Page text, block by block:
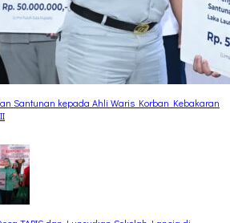
Santunan kepada Ahli Waris Korban Kebakaran